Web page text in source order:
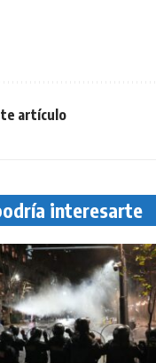
artículo
interesarte